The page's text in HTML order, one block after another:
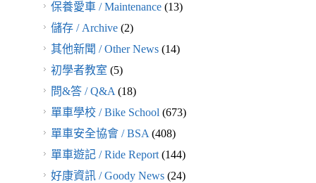
保養愛車 / Maintenance(13)
儲存 / Archive(2)
其他新聞 / Other News(14)
初學者教室 (5)
問&答 / Q&A(18)
單車學校 / Bike School(673)
單車安全協會 / BSA(408)
單車遊記 / Ride Report(144)
好康資訊 / Goody News(24)